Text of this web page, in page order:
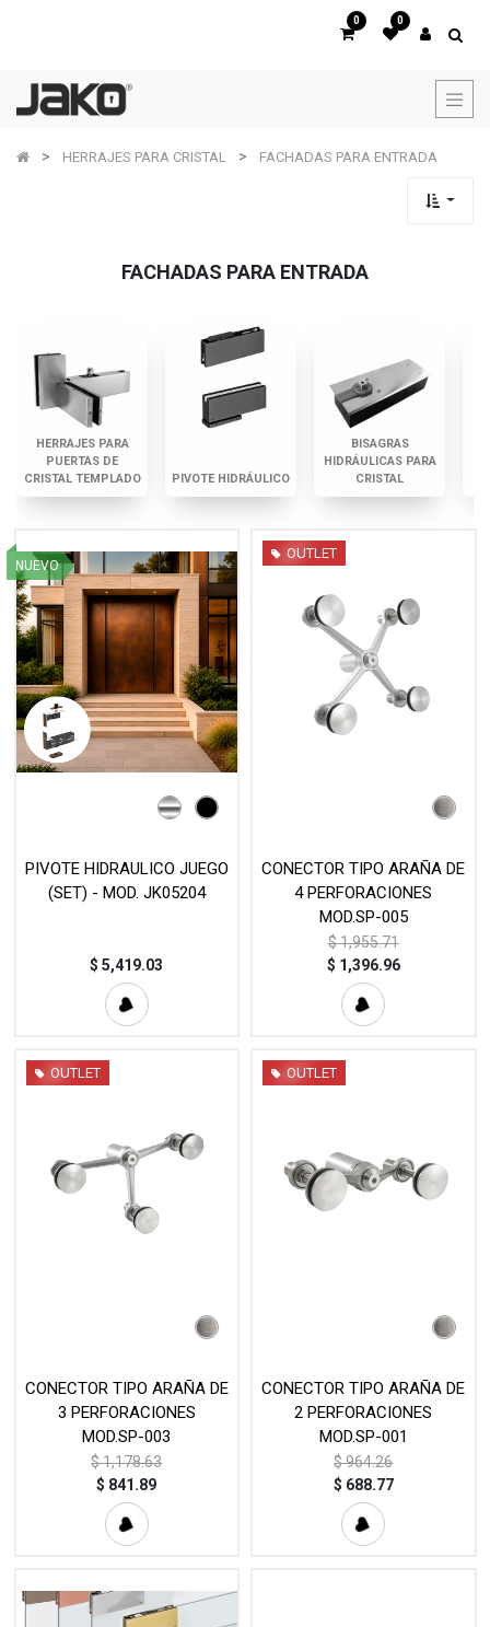
0 0
HERRAJES PARA CRISTAL FACHADAS PARA ENTRADA
FACHADAS PARA ENTRADA
HERRAJES PARA
PUERTAS DE
CRISTAL TEMPLADO
PIVOTE HIDRÁULICO
BISAGRAS
HIDRÁULICAS PARA
CRISTAL
NUEVO
PIVOTE HIDRAULICO JUEGO
(SET) - MOD. JK05204
$5,419.03
OUTLET
CONECTOR TIPO ARAÑA DE
4 PERFORACIONES
MOD.SP-005
$1,955.71
$ 1,396.96
OUTLET
CONECTOR TIPO ARAÑA DE
3 PERFORACIONES
MOD.SP-003
$1,178.63
$ 841.89
OUTLET
CONECTOR TIPO ARAÑA DE
2 PERFORACIONES
MOD.SP-001
$964.26
$ 688.77